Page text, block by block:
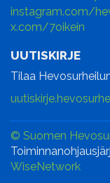
instagram.com/
x.com/7oikein
UUTISKIRJE
Tilaa
© Suomen
WiseNetwork